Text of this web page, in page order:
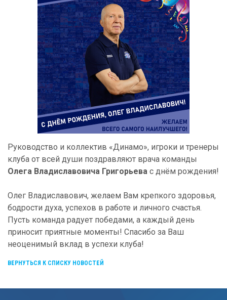
Руководство и коллектив «Динамо», игроки и тренеры
клуба от всей души поздравляют врача команды
Олега Владиславовича Григорьева с днём рождения!
Олег Владиславович, желаем Вам крепкого здоровья,
бодрости духа, успехов в работе и личного счастья.
Пусть команда радует победами, а каждый день
приносит приятные моменты! Спасибо за Ваш
неоценимый вклад в успехи клуба!
ВЕРНУТЬСЯ К СПИСКУ НОВОСТЕЙ